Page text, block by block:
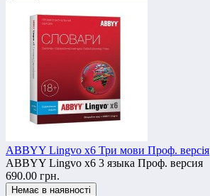
ABBYY Lingvo x6 Три мови Проф. версія
ABBYY Lingvo x6 3 языка Проф. версия
690.00 грн.